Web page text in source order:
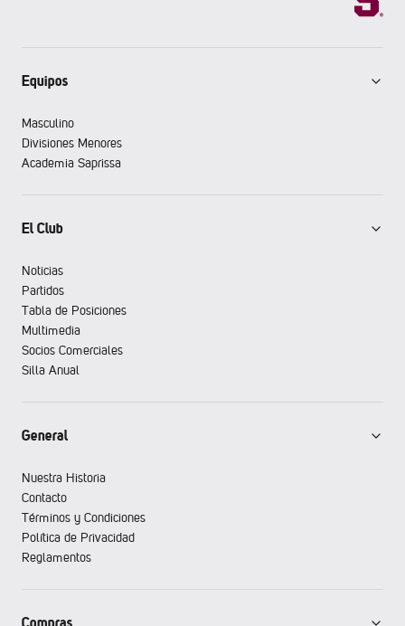
Equipos
Masculino
Divisiones Menores
Academia Saprissa
El Club
Noticias
Partidos
Tabla de Posiciones
Multimedia
Socios Comerciales
Silla Anual
General
Nuestra Historia
Contacto
Términos y Condiciones
Política de Privacidad
Reglamentos